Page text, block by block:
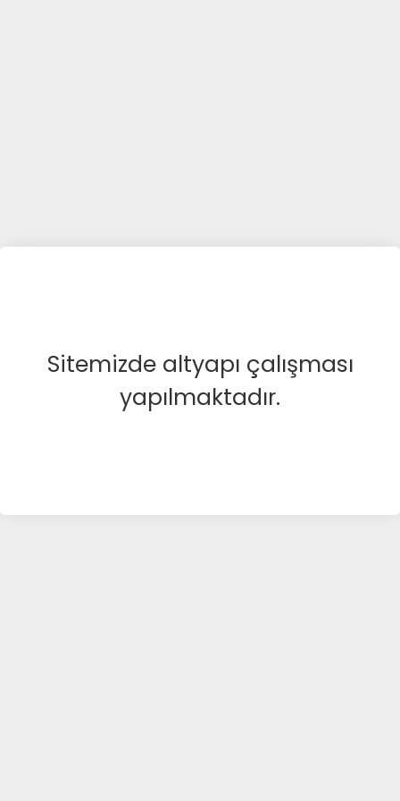
Sitemizde altyapı çalışması
yapılmaktadır.